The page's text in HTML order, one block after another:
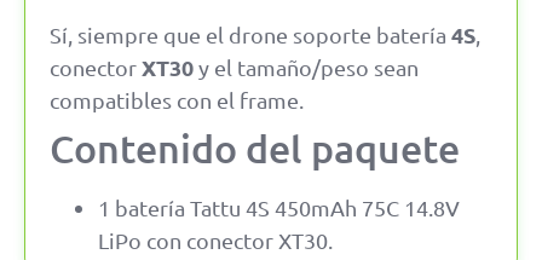
Sí, siempre que el drone soporte batería 4S
conectorXT30y el tamaño/peso sean
compatibles con el frame.
Contenido del paquete
1 batería Tattu 4S 450mAh 75C 14.8V
LiPo con conector XT30.